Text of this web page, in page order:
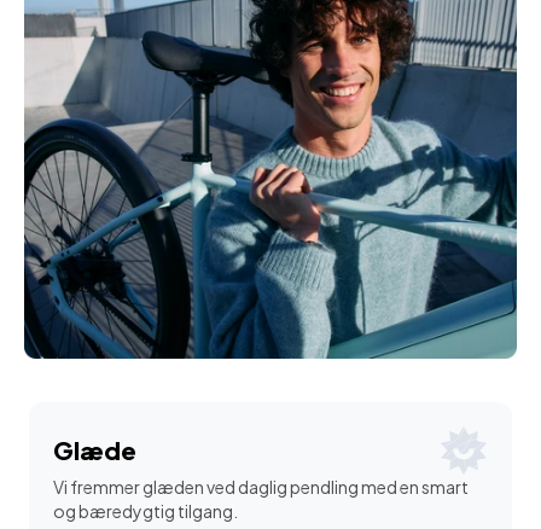
Glæde
Vi fremmer glæden ved daglig pendling med en smart
og bæredygtig tilgang.